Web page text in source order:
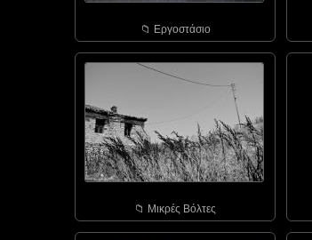
📁︎ Εργοστάσιο
📁︎ Μικρές Βόλτες